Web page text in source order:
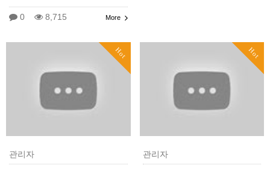
0 8,715 More
Hot
관리자
Hot
관리자